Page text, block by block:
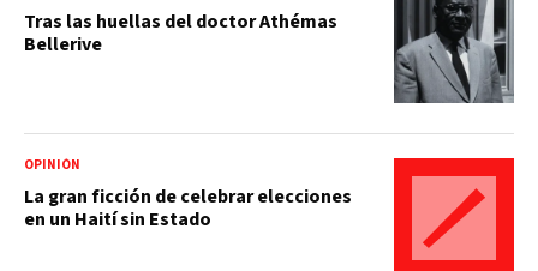
Tras las huellas del doctor Athémas
Bellerive
OPINIÓN
La gran ficción de celebrar elecciones
en un Haití sin Estado